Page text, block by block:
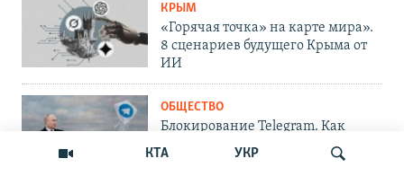
КТА УКР
КРЫМ
«Горячая точка» на карте мира».
8 сценариев будущего Крыма от
ИИ
ОБЩЕСТВО
Блокирование Telegram. Как
решить проблему крымчанам